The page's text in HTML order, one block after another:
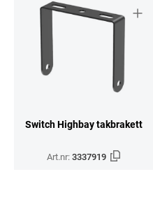
Switch Highbay takbrakett
Art.nr:3337919